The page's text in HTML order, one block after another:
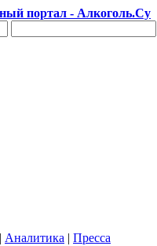
портал - Алкоголь.Су
| Аналитика | Пресса